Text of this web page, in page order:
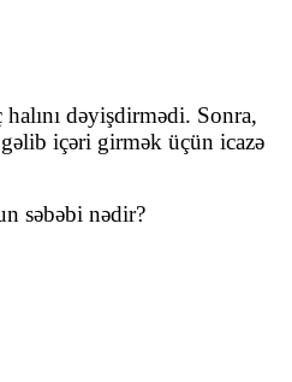
dəyişdirmədi. Sonra,
içəri girmək üçün icazə
səbəbi nədir?